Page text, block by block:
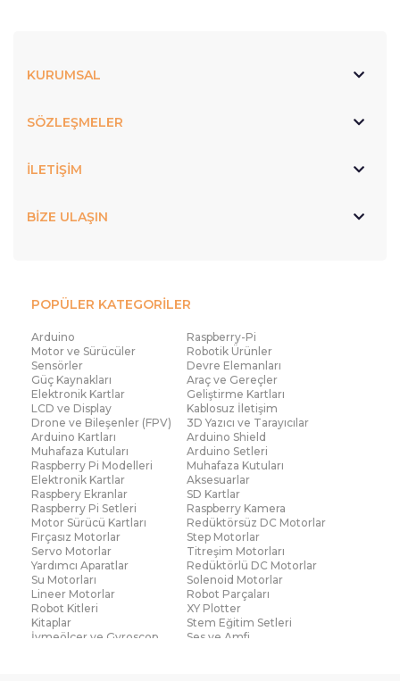
KURUMSAL
SÖZLEŞMELER
İLETİŞİM
BİZE ULAŞIN
POPÜLER KATEGORİLER
Arduino
Raspberry-Pi
Motor ve Sürücüler
Robotik Ürünler
Sensörler
Devre Elemanları
Güç Kaynakları
Araç ve Gereçler
Elektronik Kartlar
Geliştirme Kartları
LCD ve Display
Kablosuz İletişim
Drone ve Bileşenler (FPV)
3D Yazıcı ve Tarayıcılar
Arduino Kartları
Arduino Shield
Muhafaza Kutuları
Arduino Setleri
Raspberry Pi Modelleri
Muhafaza Kutuları
Elektronik Kartlar
Aksesuarlar
Raspbery Ekranlar
SD Kartlar
Raspberry Pi Setleri
Raspberry Kamera
Motor Sürücü Kartları
Redüktörsüz DC Motorlar
Fırçasız Motorlar
Step Motorlar
Servo Motorlar
Titreşim Motorları
Yardımcı Aparatlar
Redüktörlü DC Motorlar
Su Motorları
Solenoid Motorlar
Lineer Motorlar
Robot Parçaları
Robot Kitleri
XY Plotter
Kitaplar
Stem Eğitim Setleri
İvmeölçer ve Gyroscop
Ses ve Amfi